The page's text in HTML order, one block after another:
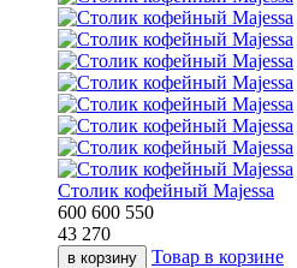
Столик кофейный Majessa
600 600 550
43 270
в корзину Товар в корзине